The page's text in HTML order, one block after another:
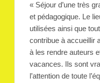
« Séjour d’une très
et pédagogique. Le
utilisées ainsi que
contribue à accueillir
à les rendre auteurs
vacances. Ils sont
l’attention de toute